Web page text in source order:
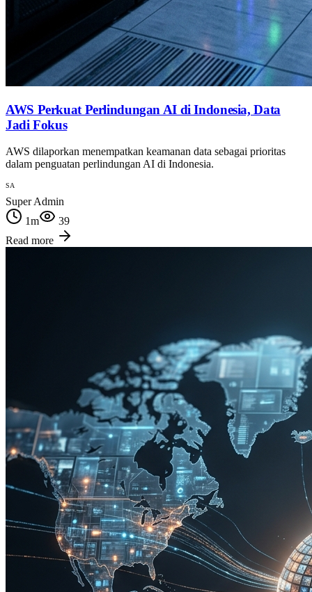
AWS Perkuat Perlindungan AI di Indonesia, Data
Jadi Fokus
AWS dilaporkan menempatkan keamanan data sebagai prioritas
dalam penguatan perlindungan AI di Indonesia.
SA
Super Admin
1m
39
Read more